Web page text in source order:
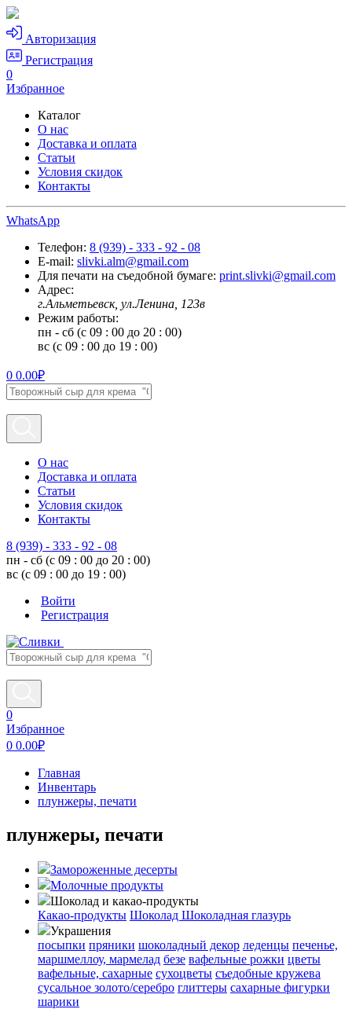
Авторизация
Регистрация
0
Избранное
Каталог
О нас
Доставка и оплата
Статьи
Условия скидок
Контакты
WhatsApp
Телефон: 8 (939) - 333 - 92 - 08
E-mail: slivki.alm@gmail.com
Для печати на съедобной бумаге: print.slivki@gmail.com
Адрес:
г.Альметьевск, ул.Ленина, 123в
Режим работы:
пн - сб (с 09 : 00 до 20 : 00)
вс (с 09 : 00 до 19 : 00)
0 0.00₽
О нас
Доставка и оплата
Статьи
Условия скидок
Контакты
8 (939) - 333 - 92 - 08
пн - сб (с 09 : 00 до 20 : 00)
вс (с 09 : 00 до 19 : 00)
Войти
Регистрация
0
Избранное
0 0.00₽
Главная
Инвентарь
плунжеры, печати
плунжеры, печати
Замороженные десерты
Молочные продукты
Шоколад и какао-продукты
Какао-продукты Шоколад Шоколадная глазурь
Украшения
посыпки пряники шоколадный декор леденцы печенье,
маршмеллоу, мармелад безе вафельные рожки цветы
вафельные, сахарные сухоцветы съедобные кружева
сусальное золото/серебро глиттеры сахарные фигурки
шарики